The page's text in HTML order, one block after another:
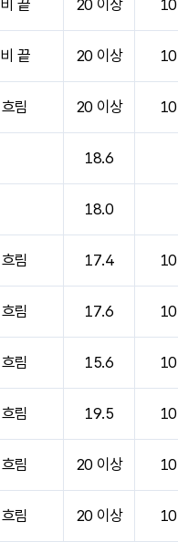
비 끝 20 이상 10
비 끝 20 이상 10
흐림 20 이상 10
18.6
18.0
흐림 17.4 10
흐림 17.6 10
흐림 15.6 10
흐림 19.5 10
흐림 20 이상 10
흐림 20 이상 10